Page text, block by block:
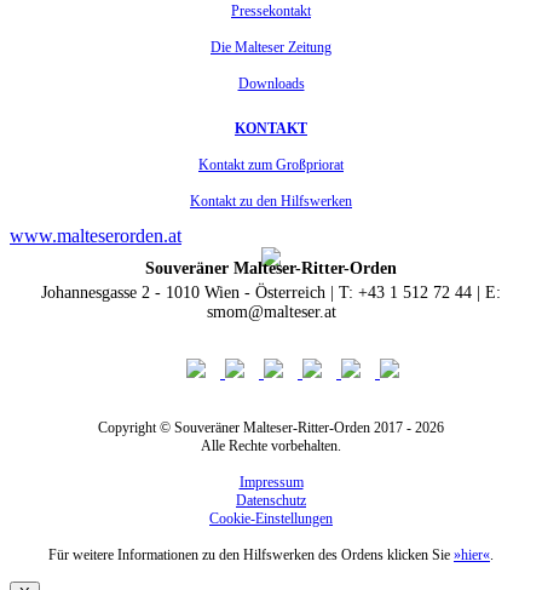
Pressekontakt
Die Malteser Zeitung
Downloads
KONTAKT
Kontakt zum Großpriorat
Kontakt zu den Hilfswerken
www.malteserorden.at
Souveräner Malteser-Ritter-Orden
Johannesgasse 2 - 1010 Wien - Österreich | T: +43 1 512 72 44 | E:
smom@malteser.at
Copyright © Souveräner Malteser-Ritter-Orden 2017 - 2026
Alle Rechte vorbehalten.
Impressum
Datenschutz
Cookie-Einstellungen
Für weitere Informationen zu den Hilfswerken des Ordens klicken Sie »hier«